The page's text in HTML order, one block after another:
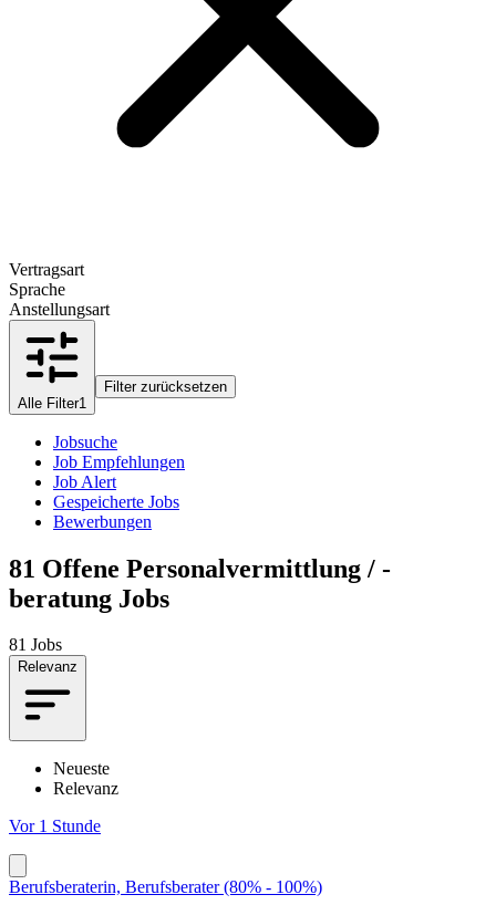
Vertragsart
Sprache
Anstellungsart
Alle Filter1
Filter zurücksetzen
Jobsuche
Job Empfehlungen
Job Alert
Gespeicherte Jobs
Bewerbungen
81 Offene Personalvermittlung / -
beratung Jobs
81 Jobs
Relevanz
Neueste
Relevanz
Vor 1 Stunde
Berufsberaterin, Berufsberater (80% - 100%)